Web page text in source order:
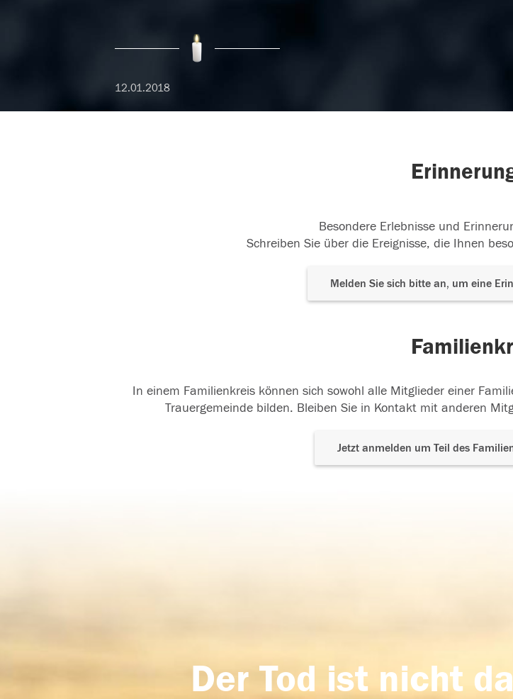
12.01.2018
Besondere Erlebnisse und
Schreiben Sie über die Ereignisse, die Ihnen
Melden Sie sich bitte an, um eine
In einem Familienkreis können sich sowohl alle Mitglieder einer
Trauergemeinde bilden. Bleiben Sie in Kontakt mit anderen
Jetzt anmelden um Teil des
Der Tod ist nicht